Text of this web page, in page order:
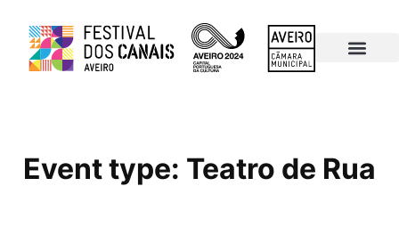
Event type: Teatro de Rua